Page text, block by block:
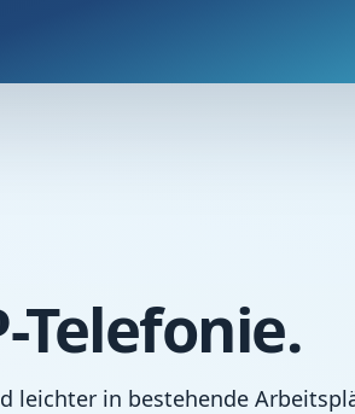
in bestehende